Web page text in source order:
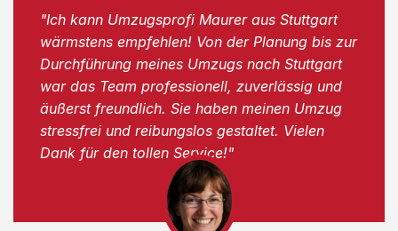
"Ich kann Umzugsprofi Maurer aus Stuttgart
wärmstens empfehlen! Von der Planung bis zur
Durchführung meines Umzugs nach Stuttgart
war das Team professionell, zuverlässig und
äußerst freundlich. Sie haben meinen Umzug
stressfrei und reibungslos gestaltet. Vielen
Dank für den tollen Service!"